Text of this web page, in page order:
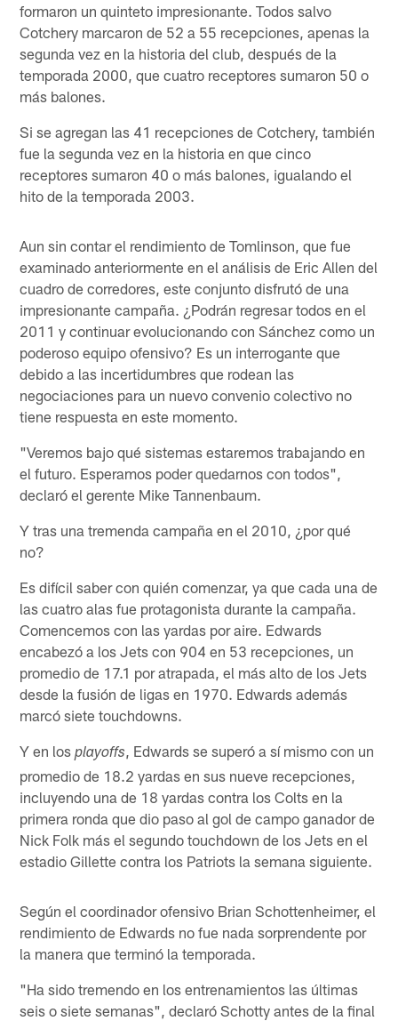
formaron un quinteto impresionante. Todos salvo
Cotchery marcaron de 52 a 55 recepciones, apenas la
segunda vez en la historia del club, después de la
temporada 2000, que cuatro receptores sumaron 50 o
más balones.
Si se agregan las 41 recepciones de Cotchery, también
fue la segunda vez en la historia en que cinco
receptores sumaron 40 o más balones, igualando el
hito de la temporada 2003.
Aun sin contar el rendimiento de Tomlinson, que fue
examinado anteriormente en el análisis de Eric Allen del
cuadro de corredores, este conjunto disfrutó de una
impresionante campaña. ¿Podrán regresar todos en el
2011 y continuar evolucionando con Sánchez como un
poderoso equipo ofensivo? Es un interrogante que
debido a las incertidumbres que rodean las
negociaciones para un nuevo convenio colectivo no
tiene respuesta en este momento.
"Veremos bajo qué sistemas estaremos trabajando en
el futuro. Esperamos poder quedarnos con todos",
declaró el gerente Mike Tannenbaum.
Y tras una tremenda campaña en el 2010, ¿por qué
no?
Es difícil saber con quién comenzar, ya que cada una de
las cuatro alas fue protagonista durante la campaña.
Comencemos con las yardas por aire. Edwards
encabezó a los Jets con 904 en 53 recepciones, un
promedio de 17.1 por atrapada, el más alto de los Jets
desde la fusión de ligas en 1970. Edwards además
marcó siete touchdowns.
Y en losplayoffs
, Edwards se superó a sí mismo con un
promedio de 18.2 yardas en sus nueve recepciones,
incluyendo una de 18 yardas contra los Colts en la
primera ronda que dio paso al gol de campo ganador de
Nick Folk más el segundo touchdown de los Jets en el
estadio Gillette contra los Patriots la semana siguiente.
Según el coordinador ofensivo Brian Schottenheimer, el
rendimiento de Edwards no fue nada sorprendente por
la manera que terminó la temporada.
"Ha sido tremendo en los entrenamientos las últimas
seis o siete semanas", declaró Schotty antes de la final